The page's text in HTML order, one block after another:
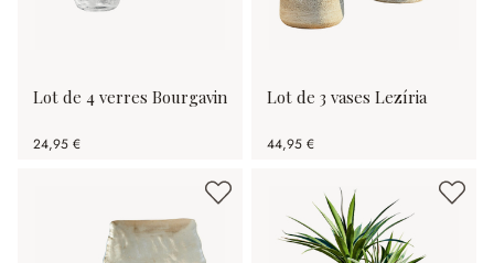
Lot de 4 verres Bourgavin
24,95 €
Lot de 3 vases Lezíria
44,95 €